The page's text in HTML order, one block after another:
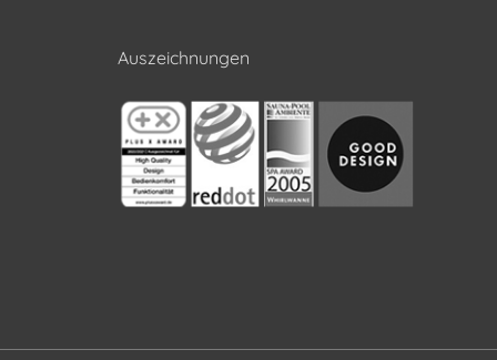
Auszeichnungen